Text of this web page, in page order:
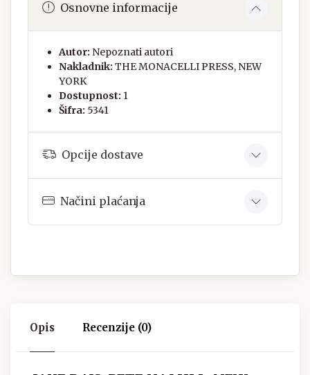
Osnovne informacije
Autor: Nepoznati autori
Nakladnik: THE MONACELLI PRESS, NEW
YORK
Dostupnost: 1
Šifra: 5341
Opcije dostave
Načini plaćanja
Opis Recenzije (0)